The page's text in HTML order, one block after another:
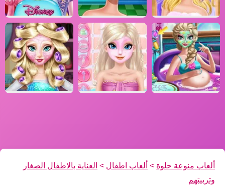
ألعاب منوعة حلوة > ألعاب اطفال > العناية بالاطفال الصغار
وتربيتهم